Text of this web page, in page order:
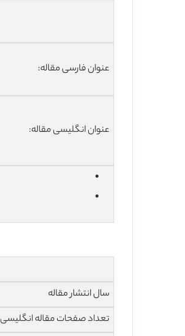
عنوان فارسی مقاله:
عنوان انگلیسی مقاله:
سال انتشار مقاله
تعداد صفحات مقاله انگلیسی